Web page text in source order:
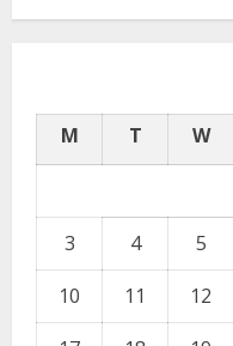
M T W
3
4 5
10
11 12